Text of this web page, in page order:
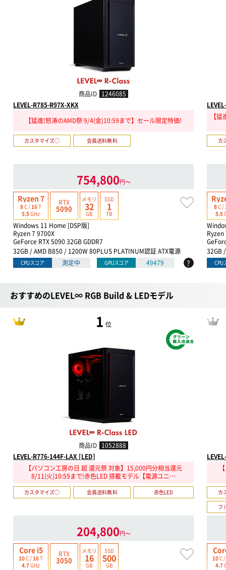
商品ID 1246085
LEVEL-R785-R97X-XKX
【猛進!怒涛のAMD祭 9/4(金)10:59まで】セール限定特価!
カスタマイズ○ 会員送料無料
754,800円〜
Ryzen 7
8C /16T
5.5GHz
RTX
5090
メモリ
32
GB
SSD
1
TB
Windows 11 Home [DSP版]
Ryzen 7 9700X
GeForce RTX 5090 32GB GDDR7
32GB / AMD B850 / 1200W 80PLUS PLATINUM認証 ATX電源
CPUスコア 測定中 GPUスコア 49479 ?
【
カ
8C /
5.5
32GB
CPU
おすすめのLEVEL∞ RGB Build & LEDモデル
1 位
商品ID 1052888
LEVEL-R776-144F-LAX [LED]
【パソコン工房の日 超 還元祭 対象】15,000円分相当還元
8/11(火)10:59まで!赤色LED 搭載モデル【電源ユニ…
カスタマイズ○ 会員送料無料 赤色LED
204,800円〜
Core i5
10C /16T
4.7GHz
RTX
3050
メモリ
16
GB
SSD
500
GB
カ
フ
10C /
4.7